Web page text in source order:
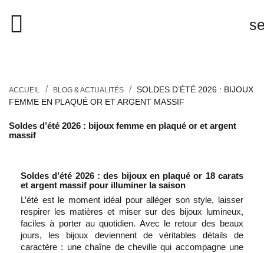

search
close
ACCUEIL BLOG & ACTUALITÉS
SOLDES D’ÉTÉ 2026 : BIJOUX
FEMME EN PLAQUÉ OR ET ARGENT MASSIF
Soldes d’été 2026 : bijoux femme en plaqué or et argent
massif
Soldes d’été 2026 : des bijoux en plaqué or 18 carats
et argent massif pour illuminer la saison
L’été est le moment idéal pour alléger son style, laisser
respirer les matières et miser sur des bijoux lumineux,
faciles à porter au quotidien. Avec le retour des beaux
jours, les bijoux deviennent de véritables détails de
caractère : une chaîne de cheville qui accompagne une